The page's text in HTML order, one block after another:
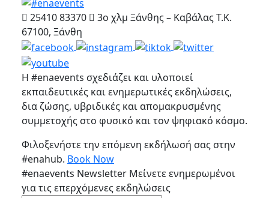
25410 83370
3ο χλμ Ξάνθης – Καβάλας Τ.Κ.
67100, Ξάνθη
Η #enaevents σχεδιάζει και υλοποιεί
εκπαιδευτικές και ενημερωτικές εκδηλώσεις,
δια ζώσης, υβριδικές και απομακρυσμένης
συμμετοχής στο φυσικό και τον ψηφιακό κόσμο.
Φιλοξενήστε την επόμενη εκδήλωσή σας στην
#enahub. Book Now
#enaevents Newsletter Μείνετε ενημερωμένοι
για τις επερχόμενες εκδηλώσεις